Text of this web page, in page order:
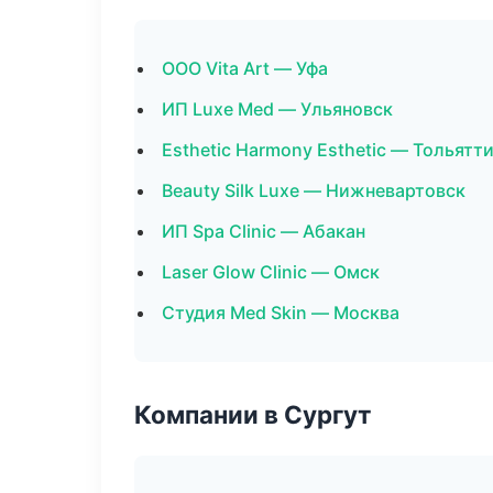
ООО Vita Art — Уфа
ИП Luxe Med — Ульяновск
Esthetic Harmony Esthetic — Тольятти
Beauty Silk Luxe — Нижневартовск
ИП Spa Clinic — Абакан
Laser Glow Clinic — Омск
Студия Med Skin — Москва
Компании в Сургут